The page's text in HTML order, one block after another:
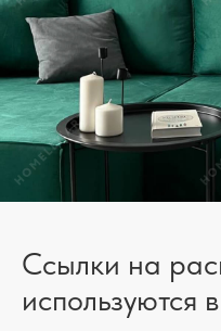
Ссылки на
используются